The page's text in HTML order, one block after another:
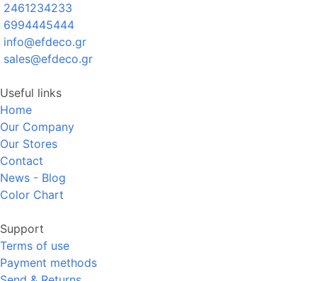
2461234233
6994445444
info@efdeco.gr
sales@efdeco.gr
Useful links
Home
Our Company
Our Stores
Contact
News - Blog
Color Chart
Support
Terms of use
Payment methods